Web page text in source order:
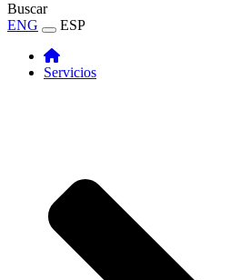
Buscar
ENG
ESP
Servicios